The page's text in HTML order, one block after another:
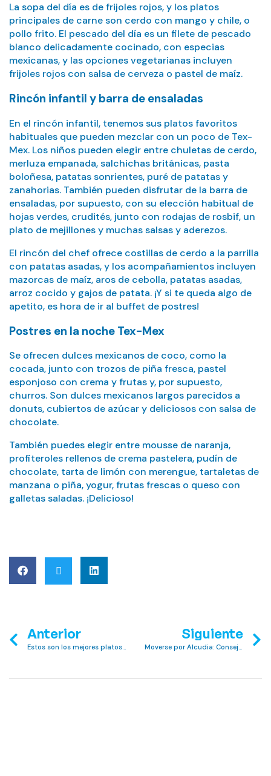
La sopa del día es de frijoles rojos, y los platos
principales de carne son cerdo con mango y chile, o
pollo frito. El pescado del día es un filete de pescado
blanco delicadamente cocinado, con especias
mexicanas, y las opciones vegetarianas incluyen
frijoles rojos con salsa de cerveza o pastel de maíz.
Rincón infantil y barra de ensaladas
En el rincón infantil, tenemos sus platos favoritos
habituales que pueden mezclar con un poco de Tex-
Mex. Los niños pueden elegir entre chuletas de cerdo,
merluza empanada, salchichas británicas, pasta
boloñesa, patatas sonrientes, puré de patatas y
zanahorias. También pueden disfrutar de la barra de
ensaladas, por supuesto, con su elección habitual de
hojas verdes, crudités, junto con rodajas de rosbif, un
plato de mejillones y muchas salsas y aderezos.
El rincón del chef ofrece costillas de cerdo a la parrilla
con patatas asadas, y los acompañamientos incluyen
mazorcas de maíz, aros de cebolla, patatas asadas,
arroz cocido y gajos de patata. ¡Y si te queda algo de
apetito, es hora de ir al buffet de postres!
Postres en la noche Tex-Mex
Se ofrecen dulces mexicanos de coco, como la
cocada, junto con trozos de piña fresca, pastel
esponjoso con crema y frutas y, por supuesto,
churros. Son dulces mexicanos largos parecidos a
donuts, cubiertos de azúcar y deliciosos con salsa de
chocolate.
También puedes elegir entre mousse de naranja,
profiteroles rellenos de crema pastelera, pudín de
chocolate, tarta de limón con merengue, tartaletas de
manzana o piña, yogur, frutas frescas o queso con
galletas saladas. ¡Delicioso!
Anterior
Estos son los mejores platos españoles para probar en Club MAC los jueves por la noche
Siguiente
Moverse por Alcudia: Consejos para Turistas